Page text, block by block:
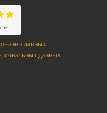
данных
данных